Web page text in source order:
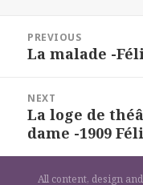
l’article
PREVIOUS
Previous
La malade -
NEXT
Next
post:
La loge de
dame -1909
All content, design